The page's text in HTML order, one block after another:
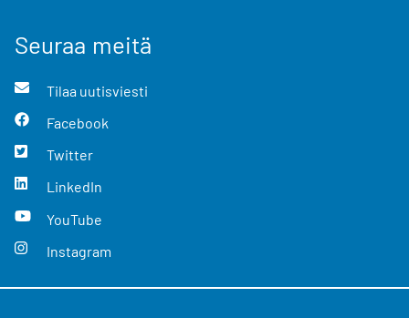
Seuraa meitä
Tilaa uutisviesti
Facebook
Twitter
LinkedIn
YouTube
Instagram